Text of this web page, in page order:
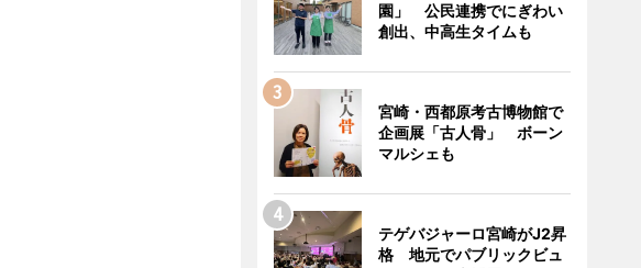
園」 公民連携でにぎわい
創出、中高生タイムも
宮崎・西都原考古博物館で
企画展「古人骨」 ボーン
マルシェも
テゲバジャーロ宮崎がJ2昇
格 地元でパブリックビュ